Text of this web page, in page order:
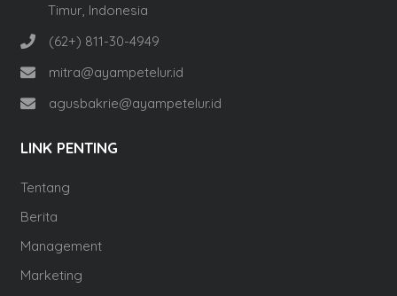
Timur, Indonesia
(62+) 811-30-4949
mitra@ayampetelur.id
agusbakrie@ayampetelur.id
LINK PENTING
Tentang
Berita
Management
Marketing